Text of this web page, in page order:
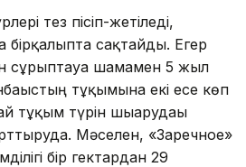
тез пісіп-жетіледі,
сақтайды. Егер
сұрыптауға шамамен 5 жыл
тұқымына екі есе көп
тұқым түрін шығарудағы
Мәселен, «Заречное»
бір гектардан 29